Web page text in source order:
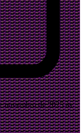
novembro de 2025 às